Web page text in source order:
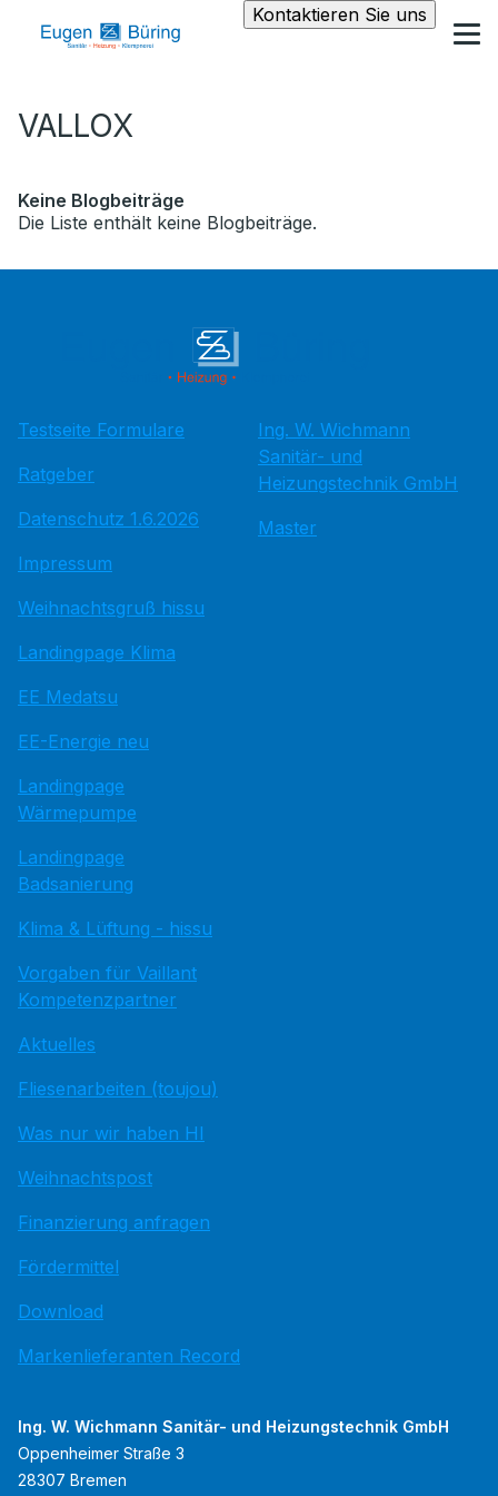
Kontaktieren Sie uns
VALLOX
Keine Blogbeiträge
Die Liste enthält keine Blogbeiträge.
Testseite Formulare
Ratgeber
Datenschutz 1.6.2026
Impressum
Weihnachtsgruß hissu
Landingpage Klima
EE Medatsu
EE-Energie neu
Landingpage
Wärmepumpe
Landingpage
Badsanierung
Klima & Lüftung - hissu
Vorgaben für Vaillant
Kompetenzpartner
Aktuelles
Fliesenarbeiten (toujou)
Was nur wir haben HI
Weihnachtspost
Finanzierung anfragen
Fördermittel
Download
Markenlieferanten Record
Ing. W. Wichmann
Sanitär- und
Heizungstechnik GmbH
Master
Ing. W. Wichmann Sanitär- und Heizungstechnik GmbH
Oppenheimer Straße 3
28307 Bremen